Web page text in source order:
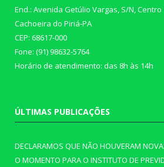
End.: Avenida Getúlio Vargas, S/N, Centro
Cachoeira do Piriá-PA
CEP: 68617-000
Fone: (91) 98632-5764
Horário de atendimento: das 8h às 14h
ÚLTIMAS PUBLICAÇÕES
DECLARAMOS QUE NÃO HOUVERAM
O MOMENTO PARA O INSTITUTO DE